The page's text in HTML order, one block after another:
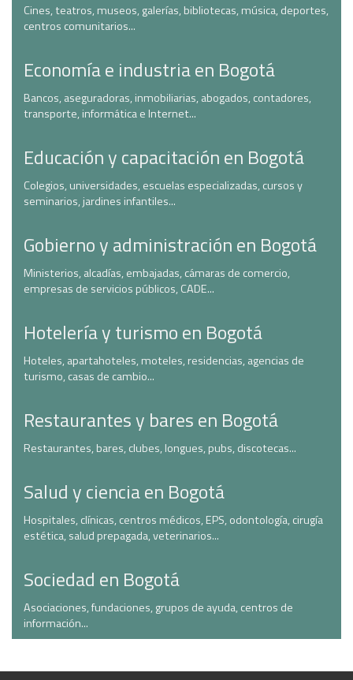
Cines, teatros, museos, galerías, bibliotecas, música, deportes,
centros comunitarios...
Economía e industria en Bogotá
Bancos, aseguradoras, inmobiliarias, abogados, contadores,
transporte, informática e Internet...
Educación y capacitación en Bogotá
Colegios, universidades, escuelas especializadas, cursos y
seminarios, jardines infantiles...
Gobierno y administración en Bogotá
Ministerios, alcadías, embajadas, cámaras de comercio,
empresas de servicios públicos, CADE...
Hotelería y turismo en Bogotá
Hoteles, apartahoteles, moteles, residencias, agencias de
turismo, casas de cambio...
Restaurantes y bares en Bogotá
Restaurantes, bares, clubes, longues, pubs, discotecas...
Salud y ciencia en Bogotá
Hospitales, clínicas, centros médicos, EPS, odontología, cirugía
estética, salud prepagada, veterinarios...
Sociedad en Bogotá
Asociaciones, fundaciones, grupos de ayuda, centros de
información...